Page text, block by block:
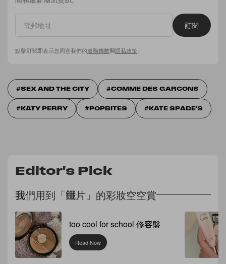
訂閱
點擊訂閱即表示您同意我們的服務條款與隱私政策
SEX AND THE CITY COMME DES GARCONS
KATY PERRY POPBITES KATE SPADE'S
Editor's Pick
我們用到「鐵片」的彩妝空空賞
too cool for school 修容盤
Read Now